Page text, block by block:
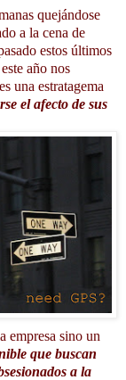
quejándose
a la cena de
estos últimos
año nos
una estratagema
el afecto de sus
empresa sino un
que buscan
a la